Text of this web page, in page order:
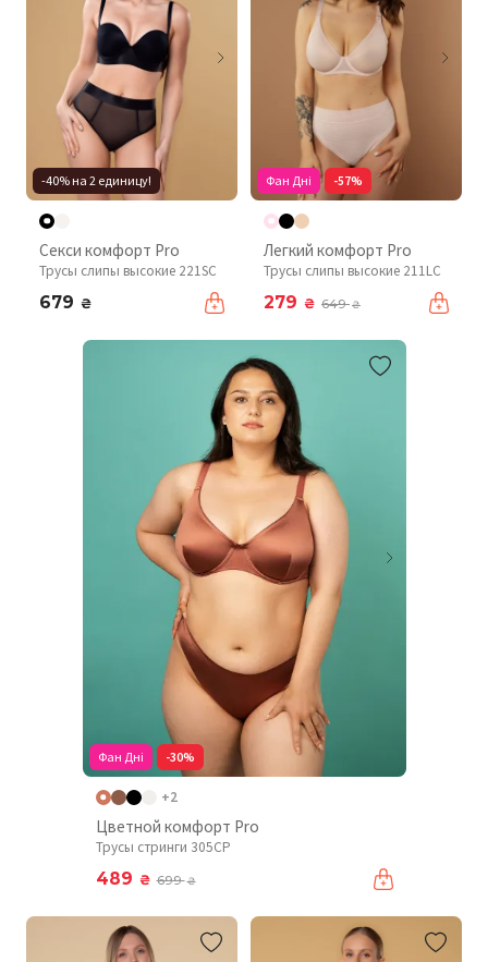
-40% на 2 единицу!
Секси комфорт Pro
Трусы слипы высокие 221SC
679 ₴
Фан Дні -57%
Легкий комфорт Pro
Трусы слипы высокие 211LC
279 ₴ 649₴
Фан Дні -30%
+2
Цветной комфорт Pro
Трусы стринги 305CP
489 ₴ 699₴